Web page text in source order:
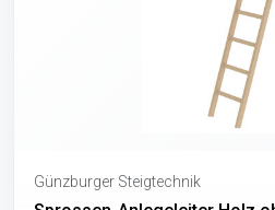
Günzburger Steigtechnik